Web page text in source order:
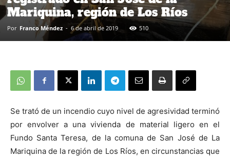
Mariquina, región de Los Ríos
Por Franco Méndez - 6 de abril de 2019 510
Se trató de un incendio cuyo nivel de agresividad terminó
por envolver a una vivienda de material ligero en el
Fundo Santa Teresa, de la comuna de San José de La
Mariquina de la región de Los Ríos, en circunstancias que